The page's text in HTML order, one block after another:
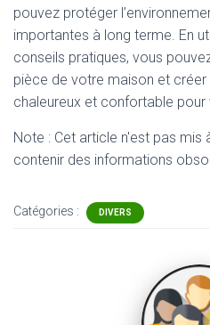
pouvez protéger
importantes à long terme. En
conseils pratiques, vous
pièce de votre maison et créer
chaleureux et confortable
Note : Cet article n'est pas mis
contenir des informations
Catégories : DIVERS